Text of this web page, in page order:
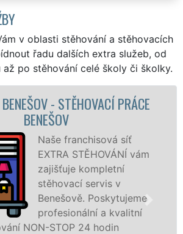
v oblasti stěhování a stěhovacích
řadu dalších extra služeb, od
po stěhování celé školy či školky.
STĚHOVACÍ SLUŽBA BENEŠOV -
STĚHOVACÍ FIRMA BENEŠOV
Poskytujeme
stěhovací
Benešově na
špičkové
speciální
technikou.
služby zajišťujeme domácnostem i